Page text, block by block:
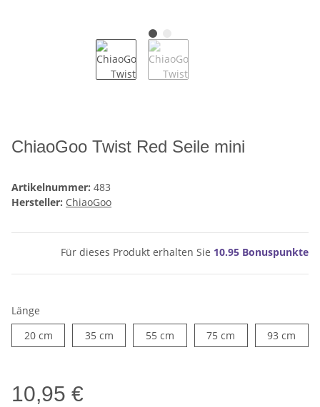
ChiaoGoo Twist Red Seile mini
Artikelnummer: 483
Hersteller: ChiaoGoo
Für dieses Produkt erhalten Sie 10.95 Bonuspunkte
Länge
20 cm20 cm 35 cm35 cm 55 cm55 cm 75 cm 93 cm
10,95 €